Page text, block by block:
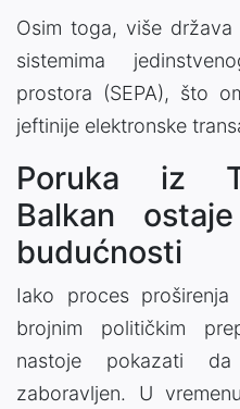
Osim toga, više
sistemima
prostora (SEPA), što
jeftinije elektronske
Poruka iz
Balkan
budućnosti
Iako proces
brojnim političkim
nastoje pokazati
zaboravljen. U